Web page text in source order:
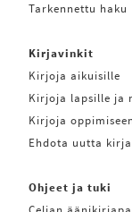
Tarkennettu haku
Kirjavinkit
Kirjoja aikuisille
Kirjoja lapsille ja
Kirjoja
Ehdota uutta
Ohjeet ja tuki